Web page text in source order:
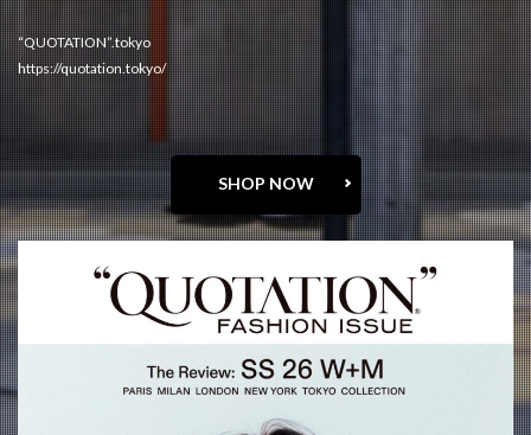
“QUOTATION”.tokyo
https://quotation.tokyo/
SHOP NOW